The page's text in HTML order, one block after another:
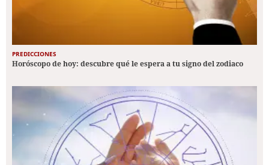
PREDICCIONES
Horóscopo de hoy: descubre qué le espera a tu signo del zodiaco